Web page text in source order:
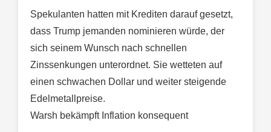
Spekulanten hatten mit Krediten darauf gesetzt,
dass Trump jemanden nominieren würde, der
sich seinem Wunsch nach schnellen
Zinssenkungen unterordnet. Sie wetteten auf
einen schwachen Dollar und weiter steigende
Edelmetallpreise.
Warsh bekämpft Inflation konsequent